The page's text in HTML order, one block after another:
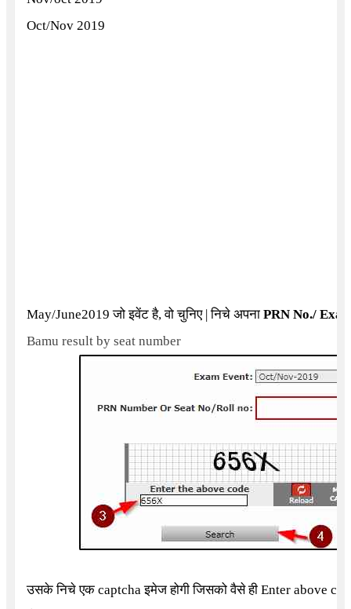
Oct/Nov 2019
May/June2019जो इवेंट है, वो चुनिए | निचे अपना PRN No./
Bamu result by seat number
उसके निचे एक captcha इमेज होगी जिसको वैसे ही Enter above